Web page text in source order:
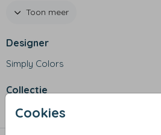
Cookies
- Vaatwasserbestendig tot 50 graden
Toon meer
Designer
Simply Colors
Collectie
Mokken